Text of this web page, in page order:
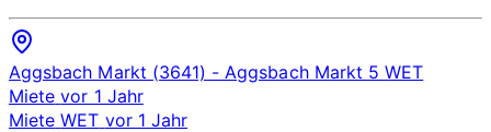
Aggsbach Markt (3641) - Aggsbach Markt 5 WET
Miete vor 1 Jahr
Miete WET vor 1 Jahr